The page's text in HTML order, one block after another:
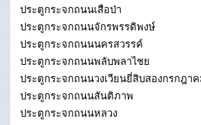
ประตูกระจกถนนเสือป่า
ประตูกระจกถนนจักรพรรดิพงษ์
ประตูกระจกถนนนครสวรรค์
ประตูกระจกถนนพลับพลาไชย
ประตูกระจกถนนวงเวียนยี่สิบสองกรกฎา
ประตูกระจกถนนสันติภาพ
ประตูกระจกถนนหลวง